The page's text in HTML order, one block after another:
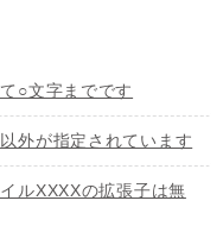
○文字までです
外が指定されています
ルXXXXの拡張子は無